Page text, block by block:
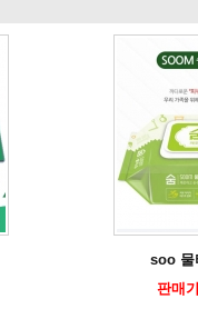
soo 물
판매